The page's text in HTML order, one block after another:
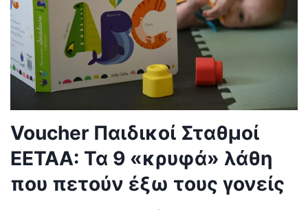
Voucher Παιδικοί Σταθμοί
ΕΕΤΑΑ: Τα 9 «κρυφά» λάθη
που πετούν έξω τους γονείς